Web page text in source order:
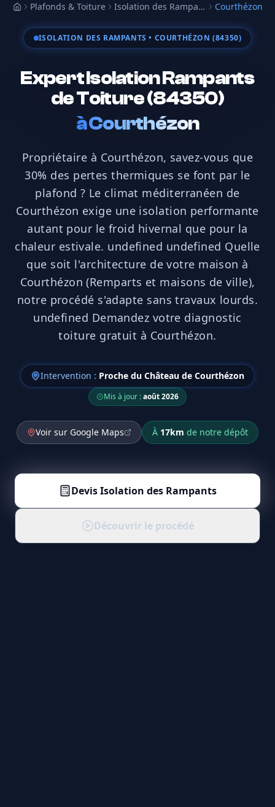
AccueilPlafonds & Toiture Isolation des Rampants Courthézon
ISOLATION DES RAMPANTS • COURTHÉZON (84350)
Expert Isolation Rampants
de Toiture (84350)
àCourthézon
Propriétaire à Courthézon, savez-vous que
30% des pertes thermiques se font par le
plafond ? Le climat méditerranéen de
Courthézon exige une isolation performante
autant pour le froid hivernal que pour la
chaleur estivale. undefined undefined Quelle
que soit l'architecture de votre maison à
Courthézon (Remparts et maisons de ville),
notre procédé s'adapte sans travaux lourds.
undefined Demandez votre diagnostic
toiture gratuit à Courthézon.
Intervention : Proche du Château de Courthézon
Mis à jour :août 2026
Voir sur Google Maps À 17km de notre dépôt
DevisIsolation des Rampants
Découvrir le procédé